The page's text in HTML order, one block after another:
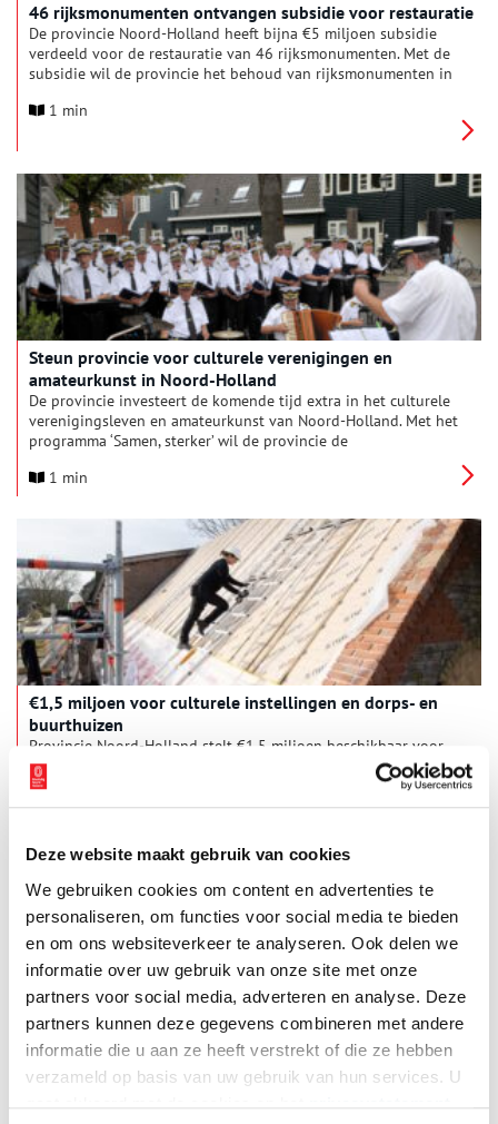
Deze website maakt gebruik van cookies
We gebruiken cookies om content en advertenties te
personaliseren, om functies voor social media te bieden
en om ons websiteverkeer te analyseren. Ook delen we
informatie over uw gebruik van onze site met onze
partners voor social media, adverteren en analyse. Deze
partners kunnen deze gegevens combineren met andere
informatie die u aan ze heeft verstrekt of die ze hebben
verzameld op basis van uw gebruik van hun services. U
46 rijksmonumenten ontvangen subsidie voor restauratie
De provincie Noord-Holland heeft bijna €5 miljoen subsidie
verdeeld voor de restauratie van 46 rijksmonumenten. Met de
subsidie wil de provincie het behoud van rijksmonumenten in
1 min
Steun provincie voor culturele verenigingen en
amateurkunst in Noord-Holland
De provincie investeert de komende tijd extra in het culturele
verenigingsleven en amateurkunst van Noord-Holland. Met het
programma ‘Samen, sterker’ wil de provincie de
nieuwe samenwerkingen aan te gaan en ruimte te bieden aan
dansverenigingen en andere culturele organisaties meer
ondersteuning om zich verder te ontwikkelen en om nog meer
Noord-Hollanders te betrekken bij kunst en cultuur. Samen met
het Rijk wordt dit jaar in totaal € 348.000 beschikbaar gesteld
voor de versterking van de amateurkunst in Noord-Holland.
1 min
€1,5 miljoen voor culturele instellingen en dorps- en
buurthuizen
Provincie Noord-Holland stelt €1,5 miljoen beschikbaar voor
het verduurzamen van culturele instellingen en dorps- en
buurthuizen. Er is €1 miljoen beschikbaar voor culturele
instellingen zoals musea, theaters en poppodia en een half
zijn vanaf maandag 3 februari 2025 open.
Binnenkijker: Huisje Mosk in De Koog
Voor de serie ‘Binnenkijker’ van Boerderijenstichting Noord-
Holland gaat agrarisch erfgoed specialist Anna Groentjes op